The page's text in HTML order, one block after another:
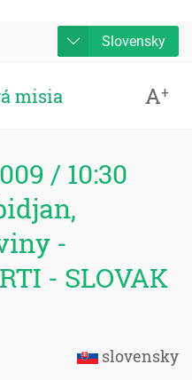
Slovensky
misia A+
/ 10:30
-
- SLOVAK
slovensky